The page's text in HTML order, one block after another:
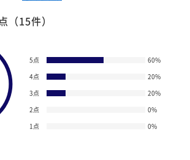
（15件）
5点 60%
4点
20%
3点
20%
2点
0%
1点
0%